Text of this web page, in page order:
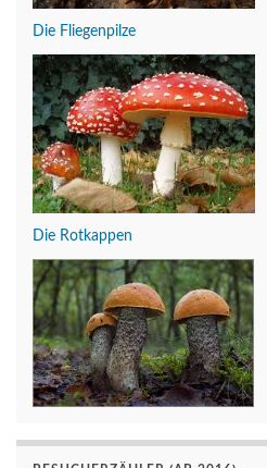
Die Fliegenpilze
Die Rotkappen